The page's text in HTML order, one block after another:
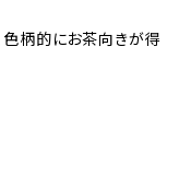
色柄的にお茶向きが得